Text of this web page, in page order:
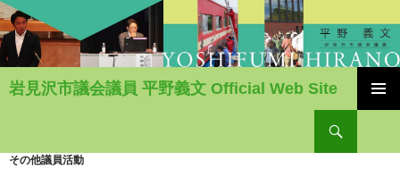
岩見沢市議会議員 平野義文 Official Web Site
ン
その他議員活動